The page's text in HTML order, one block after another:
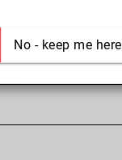
No - keep me here